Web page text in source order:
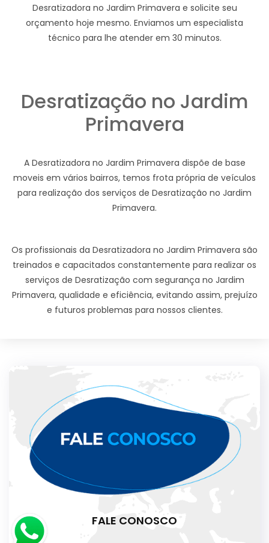
Desratizadora no Jardim Primavera e solicite seu
orçamento hoje mesmo. Enviamos um especialista
técnico para lhe atender em 30 minutos.
Desratização no Jardim
Primavera
A Desratizadora no Jardim Primavera dispõe de base
moveis em vários bairros, temos frota própria de veículos
para realização dos serviços de Desratização no Jardim
Primavera.
Os profissionais da Desratizadora no Jardim Primavera são
treinados e capacitados constantemente para realizar os
serviços de Desratização com segurança no Jardim
Primavera, qualidade e eficiência, evitando assim, prejuízo
e futuros problemas para nossos clientes.
FALE CONOSCO